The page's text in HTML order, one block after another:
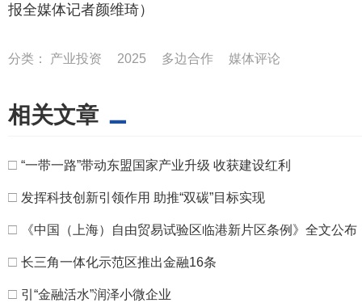
报全媒体记者颜维琦）
分类： 产业投资 2025 多边合作 媒体评论
相关文章
□ “一带一路”带动东盟国家产业升级 收获建设红利
□ 发挥科技创新引领作用 助推“双碳”目标实现
□ 《中国（上海）自由贸易试验区临港新片区条例》全文公布
□ 长三角一体化示范区推出金融16条
□ 引“金融活水”润泽小微企业